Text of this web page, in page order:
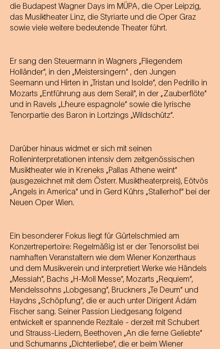
die Budapest Wagner Days im MÜPA, die Oper Leipzig,
das Musiktheater Linz, die Styriarte und die Oper Graz
sowie viele weitere bedeutende Theater führt.
Er sang den Steuermann in Wagners „Fliegendem
Holländer“, in den „Meistersingern“ , den Jungen
Seemann und Hirten in „Tristan und Isolde“, den Pedrillo in
Mozarts „Entführung aus dem Serail“, in der „Zauberflöte“
und in Ravels „L´heure espagnole“ sowie die lyrische
Tenorpartie des Baron in Lortzings „Wildschütz“.
Darüber hinaus widmet er sich mit seinen
Rolleninterpretationen intensiv dem zeitgenössischen
Musiktheater wie in Kreneks „Pallas Athene weint“
(ausgezeichnet mit dem Österr. Musiktheaterpreis), Eötvös
„Angels in America“ und in Gerd Kührs „Stallerhof“ bei der
Neuen Oper Wien.
Ein besonderer Fokus liegt für Gürtelschmied am
Konzertrepertoire: Regelmäßig ist er der Tenorsolist bei
namhaften Veranstaltern wie dem Wiener Konzerthaus
und dem Musikverein und interpretiert Werke wie Händels
„Messiah“, Bachs „H-Moll Messe“, Mozarts „Requiem“,
Mendelssohns „Lobgesang“, Bruckners „Te Deum“ und
Haydns „Schöpfung“, die er auch unter Dirigent Ádám
Fischer sang. Seiner Passion Liedgesang folgend
entwickelt er spannende Rezitale - derzeit mit Schubert
und Strauss-Liedern, Beethoven „An die ferne Geliebte“
und Schumanns „Dichterliebe“, die er beim Wiener